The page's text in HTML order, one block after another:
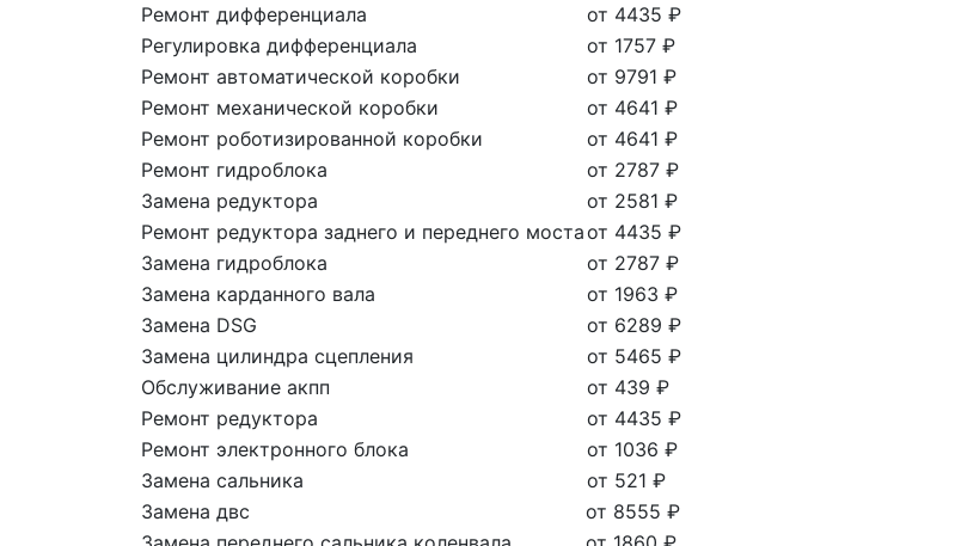
Ремонт дифференциала
от 4435 ₽
Регулировка дифференциала
от 1757 ₽
Ремонт автоматической коробки
от 9791 ₽
Ремонт механической коробки
от 4641 ₽
Ремонт роботизированной коробки
от 4641 ₽
Ремонт гидроблока
от 2787 ₽
Замена редуктора
от 2581 ₽
Ремонт редуктора заднего и переднего мостаот 4435 ₽
Замена гидроблока
от 2787 ₽
Замена карданного вала
от 1963 ₽
Замена DSG
от 6289 ₽
Замена цилиндра сцепления
от 5465 ₽
Обслуживание акпп
от 439 ₽
Ремонт редуктора
от 4435 ₽
Ремонт электронного блока
от 1036 ₽
Замена сальника
от 521 ₽
Замена двс
от 8555 ₽